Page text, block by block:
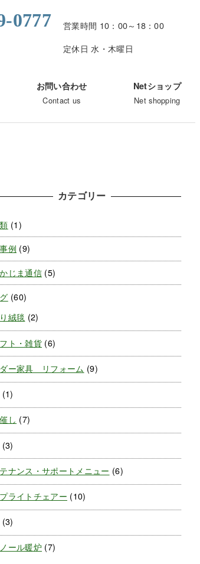
0777
営業時間 10：00～18：00
定休日 水・木曜日
お問い合わせ
Contact us
Netショップ
Net shopping
カテゴリー
(1)
例 (9)
じま通信 (5)
(60)
絨毯 (2)
ト・雑貨 (6)
ー家具 リフォーム (9)
(1)
し (7)
(3)
ナンス・サポートメニュー (6)
ライトチェアー (10)
(3)
ール暖炉 (7)